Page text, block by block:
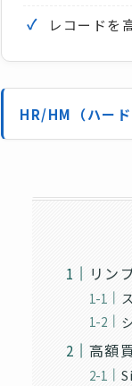
レコードを
HR/HM（ハー
リン
高額